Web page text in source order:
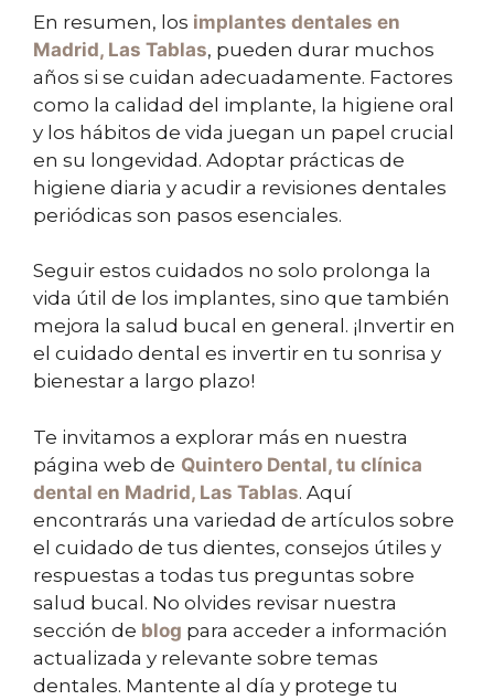
En resumen, los implantes dentales en
Madrid, Las Tablas, pueden durar muchos
años si se cuidan adecuadamente. Factores
como la calidad del implante, la higiene oral
y los hábitos de vida juegan un papel crucial
en su longevidad. Adoptar prácticas de
higiene diaria y acudir a revisiones dentales
periódicas son pasos esenciales.
Seguir estos cuidados no solo prolonga la
vida útil de los implantes, sino que también
mejora la salud bucal en general. ¡Invertir en
el cuidado dental es invertir en tu sonrisa y
bienestar a largo plazo!
Te invitamos a explorar más en nuestra
página web de Quintero Dental, tu clínica
dental en Madrid, Las Tablas. Aquí
encontrarás una variedad de artículos sobre
el cuidado de tus dientes, consejos útiles y
respuestas a todas tus preguntas sobre
salud bucal. No olvides revisar nuestra
sección de blog para acceder a información
actualizada y relevante sobre temas
dentales. Mantente al día y protege tu